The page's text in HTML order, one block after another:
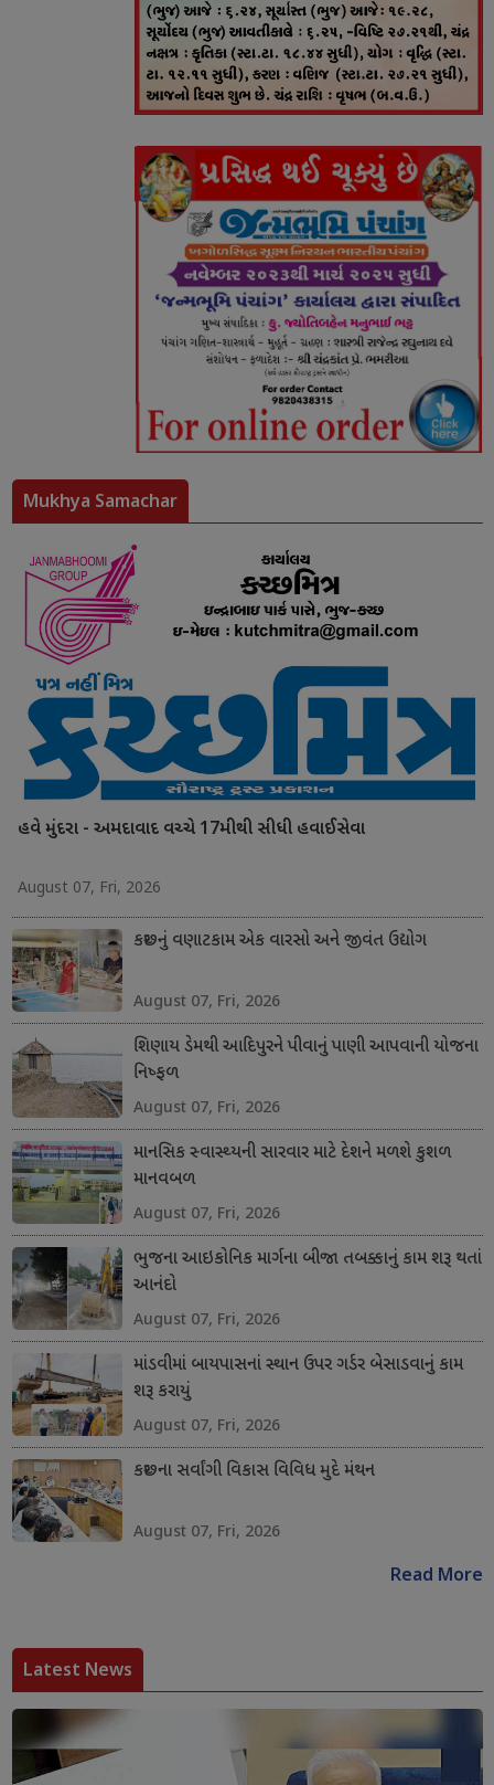
Mukhya Samachar
હવે મુંદરા - અમદાવાદ વચ્ચે 17મીથી સીધી હવાઈસેવા
August 07, Fri, 2026
કચ્છનું વણાટકામ એક વારસો અને જીવંત ઉદ્યોગ
August 07, Fri, 2026
શિણાય ડેમથી આદિપુરને પીવાનું પાણી આપવાની યોજના
નિષ્ફળ
August 07, Fri, 2026
માનસિક સ્વાસ્થ્યની સારવાર માટે દેશને મળશે કુશળ
માનવબળ
August 07, Fri, 2026
ભુજના આઇકોનિક માર્ગના બીજા તબક્કાનું કામ શરૂ થતાં
આનંદો
August 07, Fri, 2026
માંડવીમાં બાયપાસનાં સ્થાન ઉપર ગર્ડર બેસાડવાનું કામ
શરૂ કરાયું
August 07, Fri, 2026
કચ્છના સર્વાંગી વિકાસ વિવિધ મુદે મંથન
August 07, Fri, 2026
Read More
Latest News